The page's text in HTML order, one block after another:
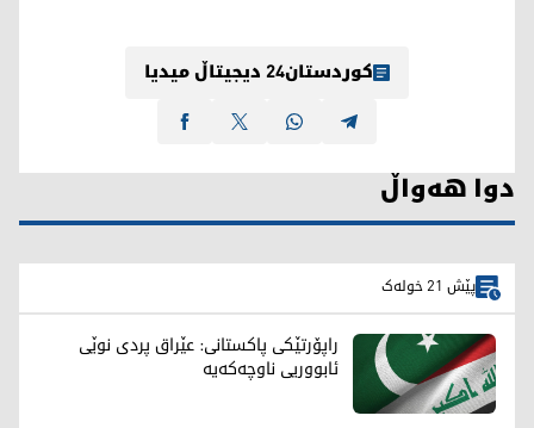
کوردستان24 دیجیتاڵ میدیا
دوا هەواڵ
پێش 21 خولەک
راپۆرتێکی پاکستانی: عێراق پردی نوێی
ئابووریی ناوچەکەیە